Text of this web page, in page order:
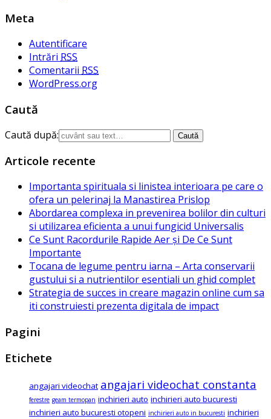
Meta
Autentificare
Intrări RSS
Comentarii RSS
WordPress.org
Caută
Caută după:
Articole recente
Importanta spirituala si linistea interioara pe care o
ofera un pelerinaj la Manastirea Prislop
Abordarea complexa in prevenirea bolilor din culturi
si utilizarea eficienta a unui fungicid Universalis
Ce Sunt Racordurile Rapide Aer și De Ce Sunt
Importante
Tocana de legume pentru iarna – Arta conservarii
gustului si a nutrientilor esentiali un ghid complet
Strategia de succes in creare magazin online cum sa
iti construiesti prezenta digitala de impact
Pagini
Etichete
angajari videochat angajari videochat constanta
ferestre geam termopan inchirieri auto inchirieri auto bucuresti
inchirieri auto bucuresti otopeni inchirieri auto in bucuresti inchirieri